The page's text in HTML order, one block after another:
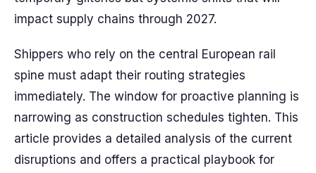
impact supply chains through 2027.
Shippers who rely on the central European rail
spine must adapt their routing strategies
immediately. The window for proactive planning is
narrowing as construction schedules tighten. This
article provides a detailed analysis of the current
disruptions and offers a practical playbook for